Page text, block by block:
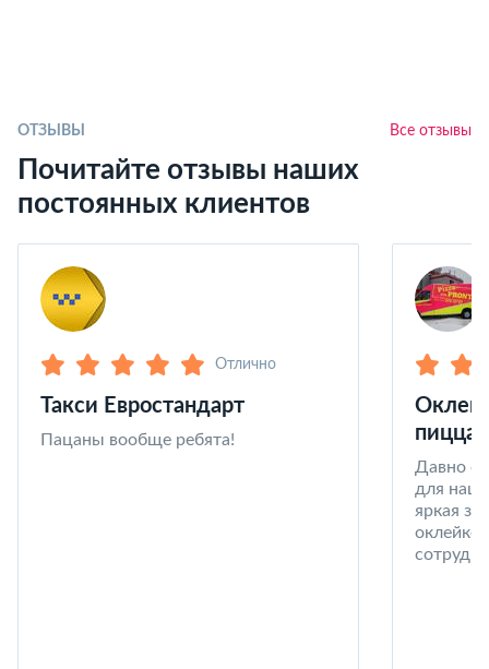
ОТЗЫВЫ Все отзывы
Почитайте отзывы наших
постоянных клиентов
Отлично
Такси Евростандарт
Пацаны вообще ребята!
пицца
Давно
для
яркая
оклейке